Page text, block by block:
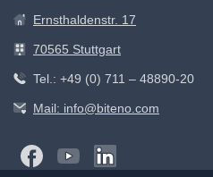
Ernsthaldenstr. 17
70565 Stuttgart
Tel.: +49 (0) 711 – 48890-20
Mail: info@biteno.com